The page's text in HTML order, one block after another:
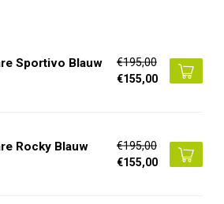
Sportivo Blauw
€195,00
€155,00
Rocky Blauw
€195,00
€155,00